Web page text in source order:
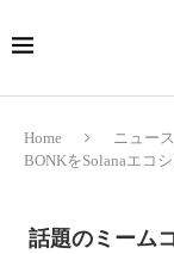
Home ニュース
BONKをSolanaエコ
話題のミーム